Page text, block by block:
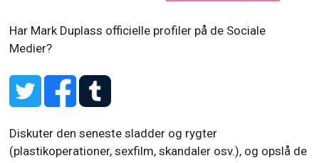
Har Mark Duplass officielle profiler på de Sociale
Medier?
Diskuter den seneste sladder og rygter
(plastikoperationer, sexfilm, skandaler osv.), og opslå de